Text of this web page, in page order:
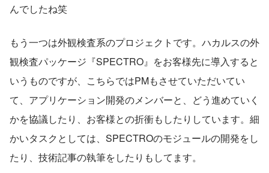
んでしたね笑
もう一つは外観検査系のプロジェクトです。ハカルスの外
観検査パッケージ『SPECTRO』をお客様先に導入すると
いうものですが、こちらではPMもさせていただいてい
て、アプリケーション開発のメンバーと、どう進めていく
かを協議したり、お客様との折衝もしたりしています。細
かいタスクとしては、SPECTROのモジュールの開発をし
たり、技術記事の執筆をしたりもしてます。